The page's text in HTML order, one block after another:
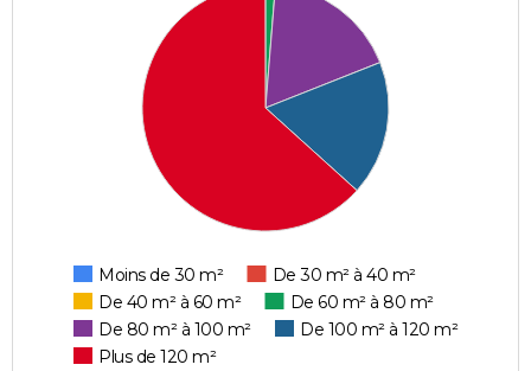
Moins de 30 m²
De 30 m² à 40 m²
De 40 m² à 60 m²
De 60 m² à 80 m²
De 80 m² à 100 m²
De 100 m² à 120 m²
Plus de 120 m²